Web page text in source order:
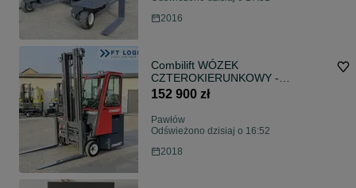
czterokierunkowych i bocznych,
C4
2016
Combilift WÓZEK
CZTEROKIERUNKOWY -
WIELOKIERUNKOWY |
TRIPLEX 6550MM | WOLNY SKOK
| POZYCJONER WIDEŁ |
IDEALNY | Szeroka oferta wózków
152 900 zł
Pawłów
Odświeżono dzisiaj o 16:52
2018